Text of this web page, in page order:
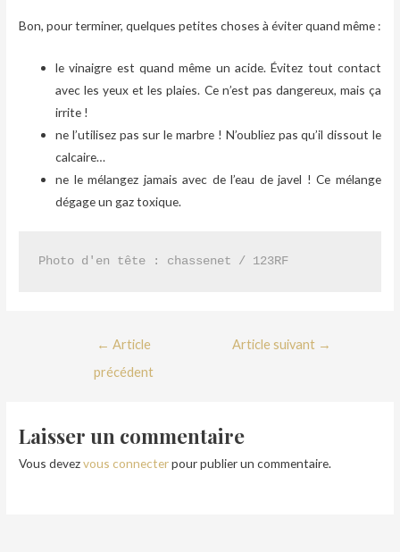
Bon, pour terminer, quelques petites choses à éviter quand même :
le vinaigre est quand même un acide. Évitez tout contact
avec les yeux et les plaies. Ce n’est pas dangereux, mais ça
irrite !
ne l’utilisez pas sur le marbre ! N’oubliez pas qu’il dissout le
calcaire…
ne le mélangez jamais avec de l’eau de javel ! Ce mélange
dégage un gaz toxique.
Photo d'en tête : chassenet / 123RF
← Article
précédent
Article suivant →
Laisser un commentaire
Vous devezvous connecterpour publier un commentaire.